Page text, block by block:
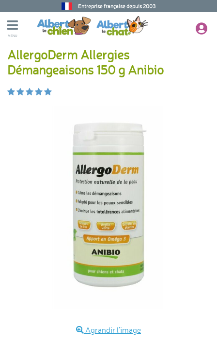
Entreprise française depuis 2003
MENU
AllergoDerm Allergies
Démangeaisons 150 g Anibio
Agrandir l'image